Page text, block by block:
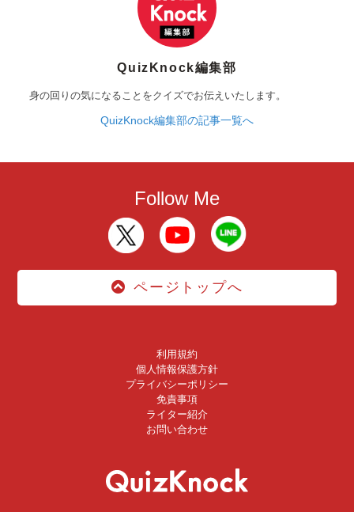
QuizKnock編集部
身の回りの気になることをクイズでお伝えいたします。
QuizKnock編集部の記事一覧へ
Follow Me
ページトップへ
利用規約
個人情報保護方針
プライバシーポリシー
免責事項
ライター紹介
お問い合わせ